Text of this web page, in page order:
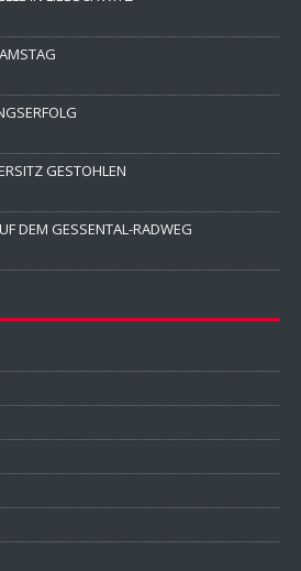
GESTOHLEN
DEM GESSENTAL-RADWEG